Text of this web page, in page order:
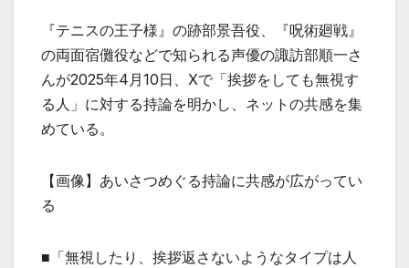
『テニスの王子様』の跡部景吾役、『呪術廻戦』
の両面宿儺役などで知られる声優の諏訪部順一さ
んが2025年4月10日、Xで「挨拶をしても無視す
る人」に対する持論を明かし、ネットの共感を集
めている。
【画像】あいさつめぐる持論に共感が広がってい
る
■「無視したり、挨拶返さないようなタイプは人